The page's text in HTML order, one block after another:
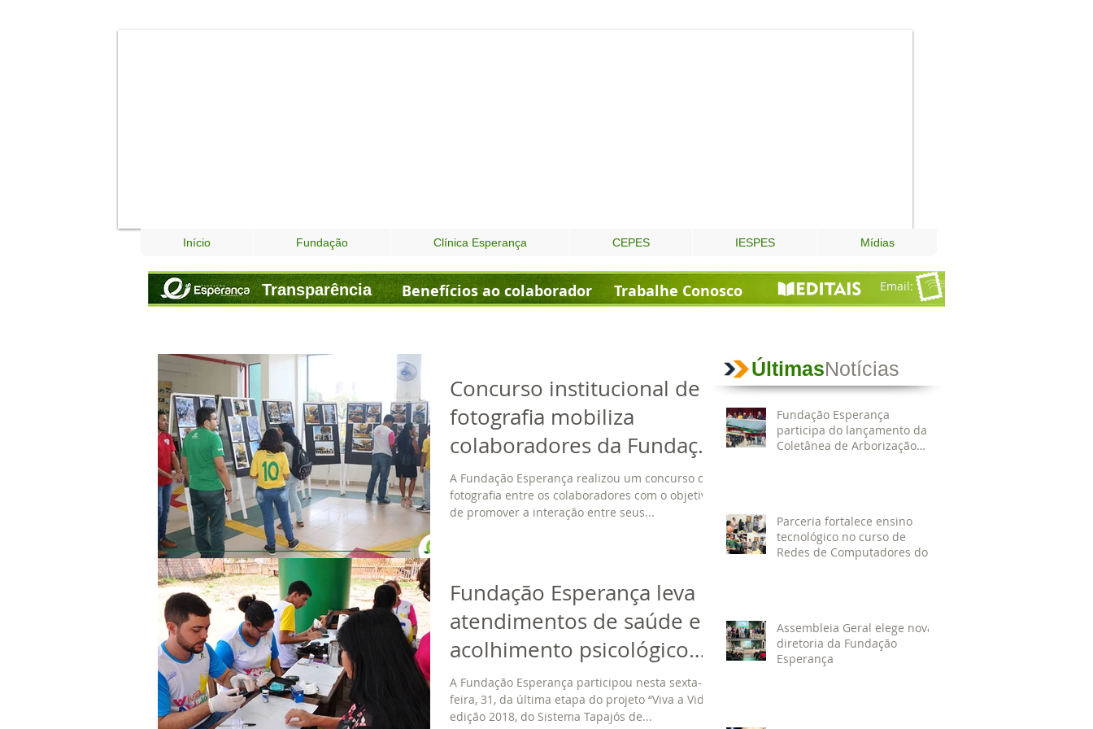
Início Fundação Clínica Esperança CEPES IESPES Mídias
Email:
Transparência Benefícios ao colaborador Trabalhe Conosco
Concurso institucional de
fotografia mobiliza
colaboradores da Fundação
Esperança
A Fundação Esperança realizou um concurso de
fotografia entre os colaboradores com o objetivo
de promover a interação entre seus...
Fundação Esperança leva
atendimentos de saúde e
acolhimento psicológico
para o 'Viva a Vida'
A Fundação Esperança participou nesta sexta-
feira, 31, da última etapa do projeto “Viva a Vida”,
edição 2018, do Sistema Tapajós de...
ÚltimasNotícias
Fundação Esperança
participa do lançamento da
Coletânea de Arborização
Parceria fortalece ensino
tecnológico no curso de
Redes de Computadores do
Assembleia Geral elege nova
diretoria da Fundação
Esperança